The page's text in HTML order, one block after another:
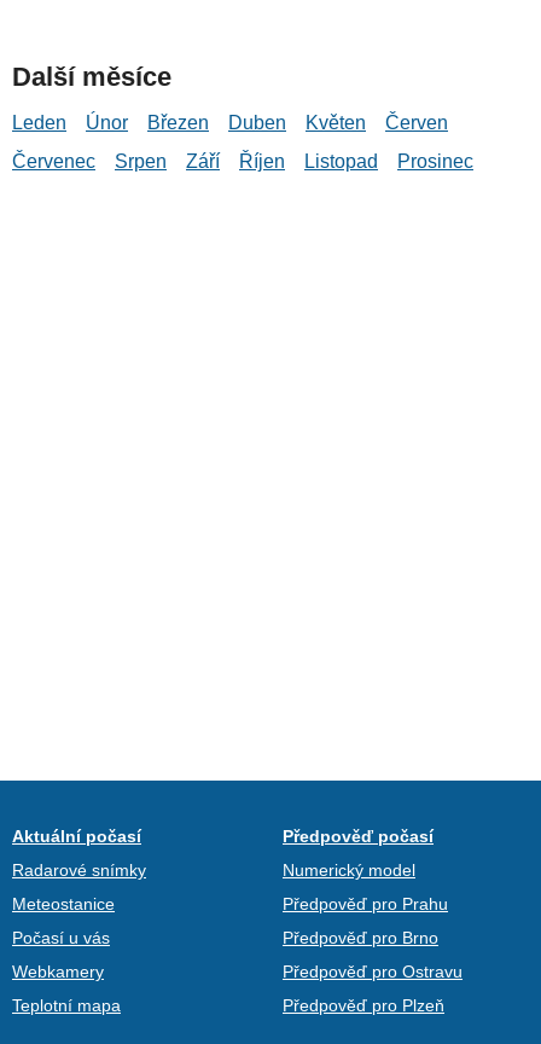
Další měsíce
Leden Únor Březen Duben Květen
Červen
Červenec
Srpen Září Říjen Listopad Prosinec
Aktuální počasí
Radarové snímky
Meteostanice
Počasí u vás
Webkamery
Teplotní mapa
Předpověď počasí
Numerický model
Předpověď pro Prahu
Předpověď pro Brno
Předpověď pro Ostravu
Předpověď pro Plzeň